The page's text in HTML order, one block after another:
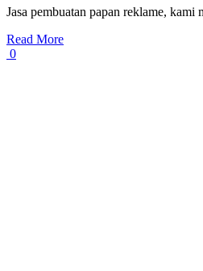
Jasa pembuatan papan reklame, kami
Read More
0